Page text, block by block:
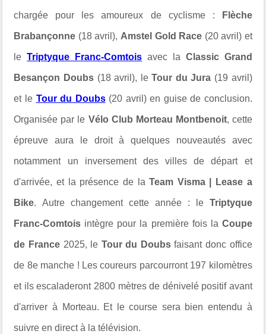
chargée pour les amoureux de cyclisme : Flèche
Brabançonne (18 avril), Amstel Gold Race (20 avril) et
leTriptyque Franc-Comtois avec la Classic Grand
Besançon Doubs (18 avril), leTour du Jura (19 avril)
et le Tour du Doubs (20 avril) en guise de conclusion.
Organisée par le Vélo Club Morteau Montbenoit, cette
épreuve aura le droit à quelques nouveautés avec
notamment un inversement des villes de départ et
d'arrivée, et la présence de laTeam Visma | Lease a
Bike. Autre changement cette année : le Triptyque
Franc-Comtois intègre pour la première fois la Coupe
de France 2025, le Tour du Doubsfaisant donc office
de 8e manche ! Les coureurs parcourront 197 kilomètres
et ils escaladeront 2800 mètres de dénivelé positif avant
d'arriver à Morteau. Et le course sera bien entendu à
suivre en direct à la télévision.